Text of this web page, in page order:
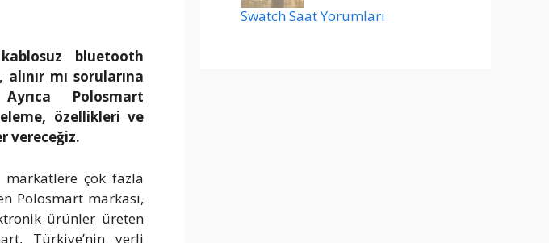
bluetooth
mı sorularına
Polosmart
özellikleri ve
vereceğiz.
çok fazla
Polosmart markası,
ürünler üreten
Türkiye’nin yerli
Swatch Saat Yorumları